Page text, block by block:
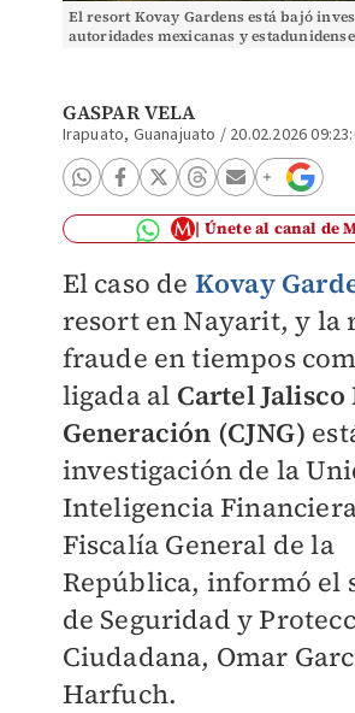
El resort Kovay Gardens está bajó
autoridades mexicanas y
GASPAR VELA
Irapuato, Guanajuato / 20.02.2026
Únete al canal de
El caso de Kovay
resort en Nayarit, y la
fraude en tiempos
ligada al Cartel Jalisco
Generación (CJNG)
investigación de la
Inteligencia
Fiscalía General de la
República, informó el
de Seguridad y
Ciudadana, Omar
Harfuch.